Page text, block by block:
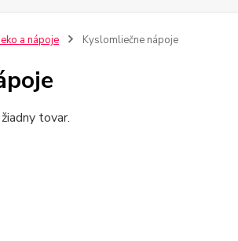
a nápoje Kyslomliečne nápoje
tovar.